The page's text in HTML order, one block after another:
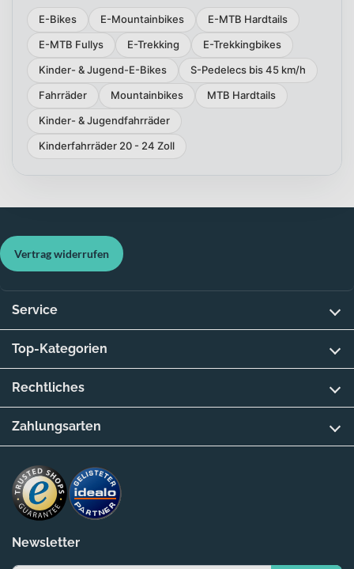
E-Bikes E-Mountainbikes
E-MTB Hardtails
E-MTB Fullys
E-Trekking
E-Trekkingbikes
Kinder- & Jugend-E-Bikes
S-Pedelecs bis 45 km/h
Fahrräder
Mountainbikes
MTB Hardtails
Kinder- & Jugendfahrräder
Kinderfahrräder 20 - 24 Zoll
Newsletter
Vertrag widerrufen
Service
Top-Kategorien
Rechtliches
Zahlungsarten